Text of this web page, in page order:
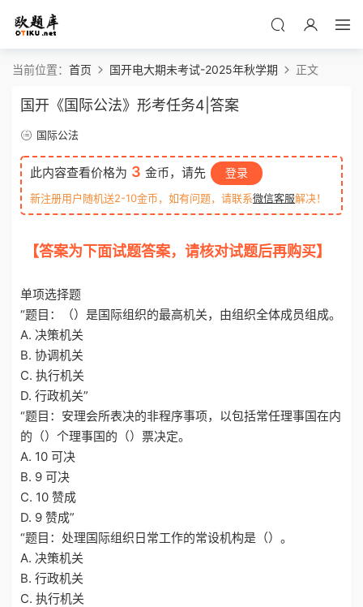
当前位置： 首页 国开电大期未考试-2025年秋学期 正文
国开《国际公法》形考任务4|答案
国际公法
此内容查看价格为 3 金币，请先 登录
新注册用户随机送2-10金币，如有问题，请联系微信客服解决！
【答案为下面试题答案，请核对试题后再购买】
单项选择题
“题目：（）是国际组织的最高机关，由组织全体成员组成。
A. 决策机关
B. 协调机关
C. 执行机关
D. 行政机关”
“题目：安理会所表决的非程序事项，以包括常任理事国在内
的（）个理事国的（）票决定。
A. 10 可决
B. 9 可决
C. 10 赞成
D. 9 赞成”
“题目：处理国际组织日常工作的常设机构是（）。
A. 决策机关
B. 行政机关
C. 执行机关